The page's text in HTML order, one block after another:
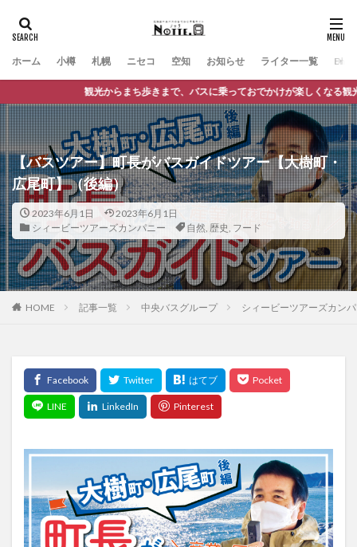
ホーム 小樽 札幌 ニセコ 空知 お知らせ ライター一覧
スに乗っておでかけが楽しくなる観光情報サイト
【バスツアー】町長がバスガイドツアー【大樹町・
広尾町】（後編）
2023年6月1日
2023年6月1日
シィービーツアーズカンパニー
自然, 歴史 , フード
HOME 記事一覧 中央バスグループ シィービーツアーズカン